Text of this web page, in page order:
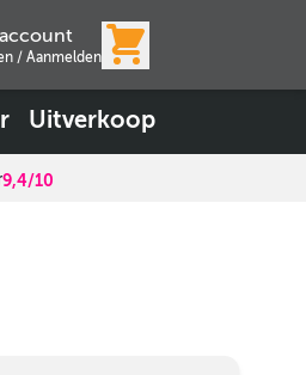
/ Aanmelden
Uitverkoop
9,4/10